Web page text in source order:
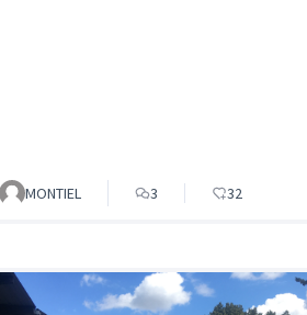
MONTIEL 3 32